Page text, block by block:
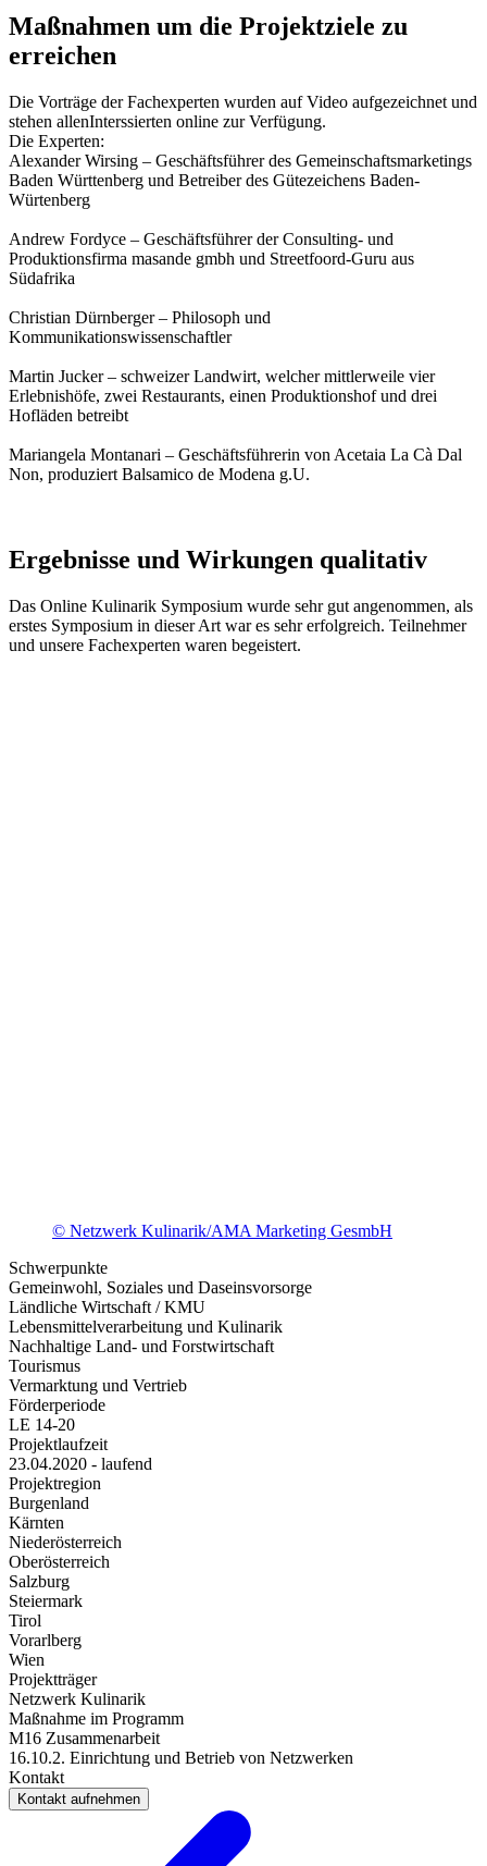
Maßnahmen um die Projektziele zu
erreichen
Die Vorträge der Fachexperten wurden auf Video aufgezeichnet und
stehen allenInterssierten online zur Verfügung.
Die Experten:
Alexander Wirsing – Geschäftsführer des Gemeinschaftsmarketings
Baden Württenberg und Betreiber des Gütezeichens Baden-
Würtenberg
Andrew Fordyce – Geschäftsführer der Consulting- und
Produktionsfirma masande gmbh und Streetfoord-Guru aus
Südafrika
Christian Dürnberger – Philosoph und
Kommunikationswissenschaftler
Martin Jucker – schweizer Landwirt, welcher mittlerweile vier
Erlebnishöfe, zwei Restaurants, einen Produktionshof und drei
Hofläden betreibt
Mariangela Montanari – Geschäftsführerin von Acetaia La Cà Dal
Non, produziert Balsamico de Modena g.U.
Ergebnisse und Wirkungen qualitativ
Das Online Kulinarik Symposium wurde sehr gut angenommen, als
erstes Symposium in dieser Art war es sehr erfolgreich. Teilnehmer
und unsere Fachexperten waren begeistert.
© Netzwerk Kulinarik/AMA Marketing GesmbH
Schwerpunkte
Gemeinwohl, Soziales und Daseinsvorsorge
Ländliche Wirtschaft / KMU
Lebensmittelverarbeitung und Kulinarik
Nachhaltige Land- und Forstwirtschaft
Tourismus
Vermarktung und Vertrieb
Förderperiode
LE 14-20
Projektlaufzeit
23.04.2020 - laufend
Projektregion
Burgenland
Kärnten
Niederösterreich
Oberösterreich
Salzburg
Steiermark
Tirol
Vorarlberg
Wien
Projektträger
Netzwerk Kulinarik
Maßnahme im Programm
M16 Zusammenarbeit
16.10.2. Einrichtung und Betrieb von Netzwerken
Kontakt
Kontakt aufnehmen